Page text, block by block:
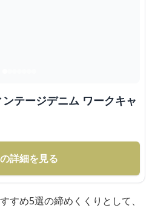
テージデニム ワークキャ
詳細を見る
すめ5選の締めくくりとして、